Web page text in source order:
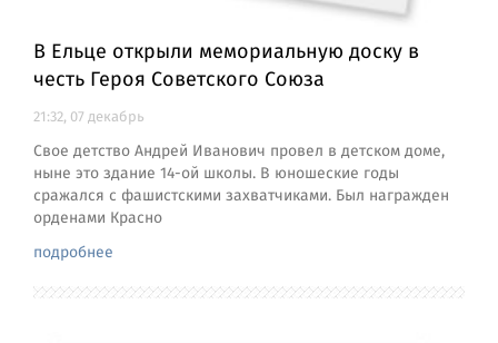
В Ельце открыли мемориальную доску в
честь Героя Советского Союза
21:32, 07 декабрь
Свое детство Андрей Иванович провел в детском доме,
ныне это здание 14-ой школы. В юношеские годы
сражался с фашистскими захватчиками. Был награжден
орденами Красно
подробнее